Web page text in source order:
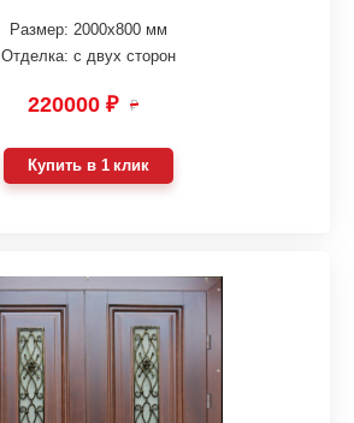
Размер: 2000х800 мм
Отделка: с двух сторон
220000 ₽ ₽
Купить в 1 клик